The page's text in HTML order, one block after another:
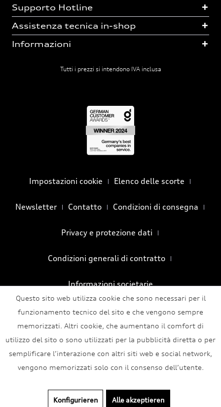
Supporto Hotline
Assistenza tecnica in-shop
Informazioni
Tutti i prezzi si intendono IVA inclusa
Impostazioni cookie Elenco delle scorte
Newsletter Contatto Condizioni di consegna
Privacy e protezione dati
Condizioni generali di contratto
Informazioni societarie
Questo sito web utilizza cookie che sono necessari per il
funzionamento tecnico del sito e che vengono sempre
memorizzati. Altri cookie, che aumentano il comfort di
utilizzo del sito o sono utilizzati per la pubblicità diretta o per
semplificare l’interazione con altri siti web e social network,
vengono memorizzati solo con il consenso dell’utente.
Konfigurieren Alle akzeptieren